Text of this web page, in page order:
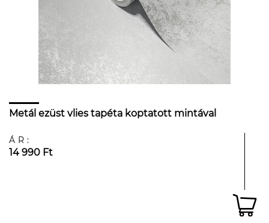
Metál ezüst vlies tapéta koptatott mintával
ÁR:
14 990 Ft